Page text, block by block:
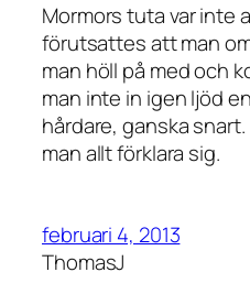
Mormors tuta var inte
förutsattes att man
man höll på med och
man inte in igen ljöd
hårdare, ganska
man allt förklara sig.
februari 4, 2013
ThomasJ